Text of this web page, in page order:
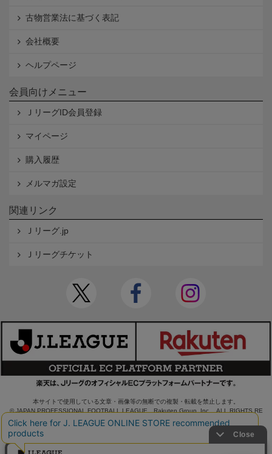
古物営業法に基づく表記
会社概要
ヘルプページ
会員向けメニュー
ＪリーグID会員登録
マイページ
購入履歴
メルマガ設定
関連リンク
Ｊリーグ.jp
Ｊリーグチケット
本サイトで使用している文章・画像等の無断での複製・転載を禁止します。
© JAPAN PROFESSIONAL FOOTBALL LEAGUE Rakuten Group, Inc. ALL RIGHTS RE
SERVED.